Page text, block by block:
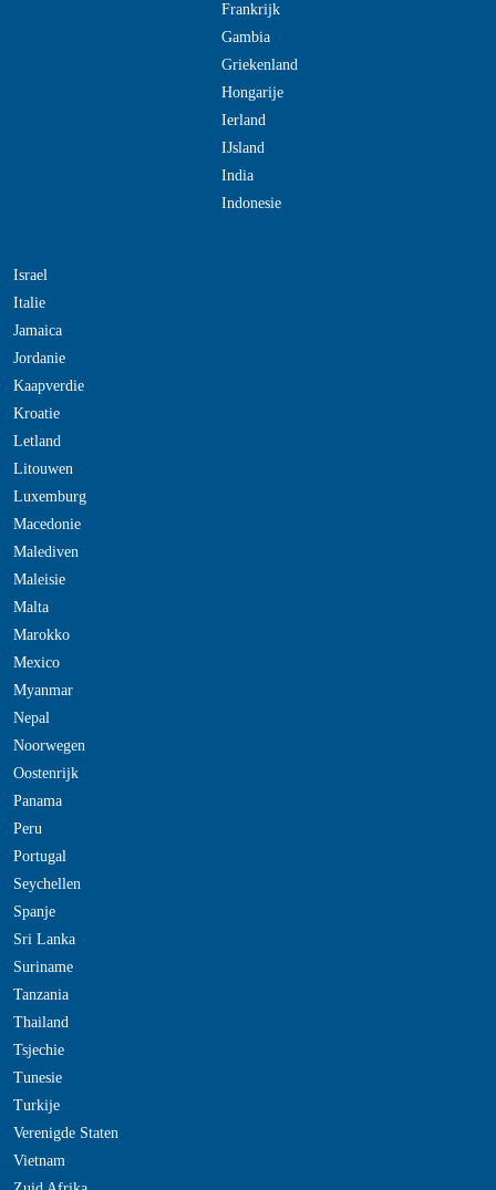
Frankrijk
Gambia
Griekenland
Hongarije
Ierland
IJsland
India
Indonesie
Israel
Italie
Jamaica
Jordanie
Kaapverdie
Kroatie
Letland
Litouwen
Luxemburg
Macedonie
Malediven
Maleisie
Malta
Marokko
Mexico
Myanmar
Nepal
Noorwegen
Oostenrijk
Panama
Peru
Portugal
Seychellen
Spanje
Sri Lanka
Suriname
Tanzania
Thailand
Tsjechie
Tunesie
Turkije
Verenigde Staten
Vietnam